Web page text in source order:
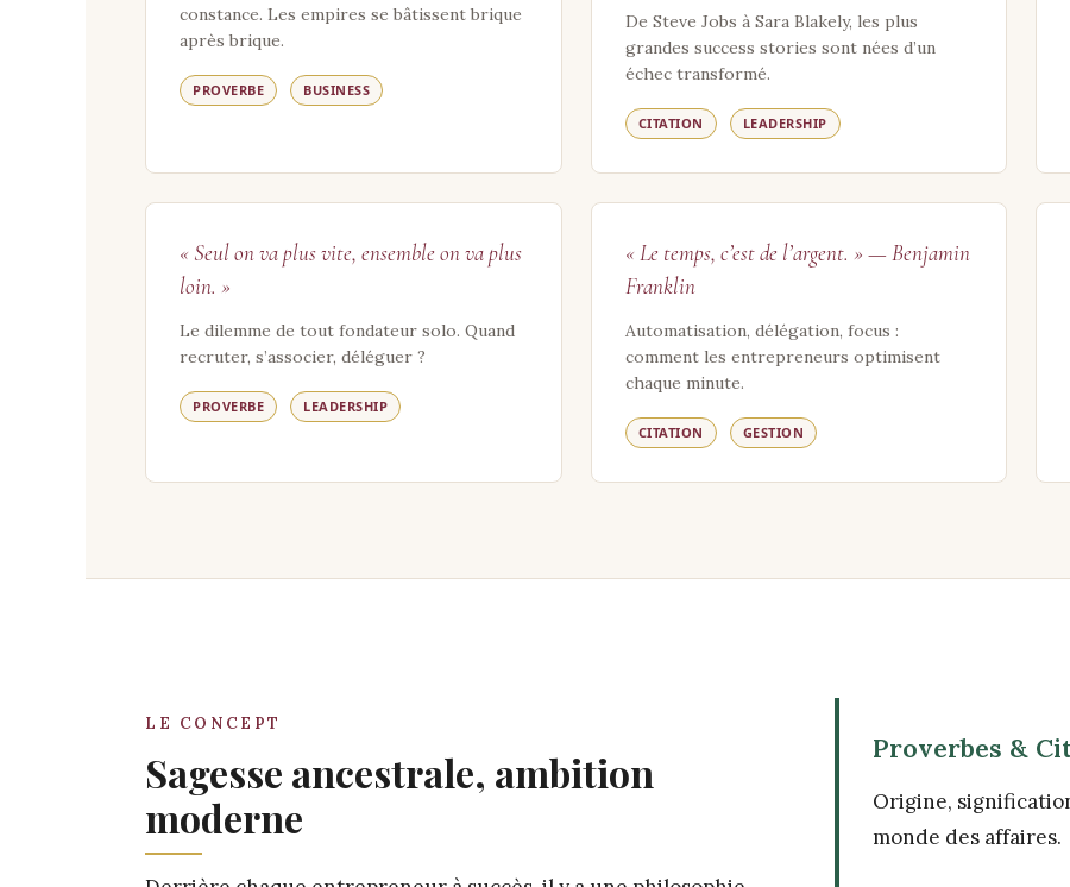
constance. Les empires se bâtissent brique
après brique.
PROVERBE BUSINESS
De Steve Jobs à Sara Blakely, les plus
grandes success stories sont nées d’un
échec transformé.
CITATION LEADERSHIP
« Seul on va plus vite, ensemble on va plus
loin. »
Le dilemme de tout fondateur solo. Quand
recruter, s’associer, déléguer ?
PROVERBE LEADERSHIP
« Le temps, c’est de l’argent. » — Benjamin
Franklin
Automatisation, délégation, focus :
comment les entrepreneurs optimisent
chaque minute.
CITATION GESTION
LE CONCEPT
Sagesse ancestrale, ambition
moderne
Proverbes &
Origine,
monde des affaires.